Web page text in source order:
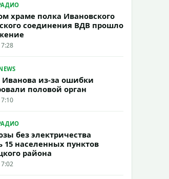
храме полка Ивановского
соединения ВДВ прошло
из-за ошибки
половой орган
без электричества
15 населенных пунктов
района